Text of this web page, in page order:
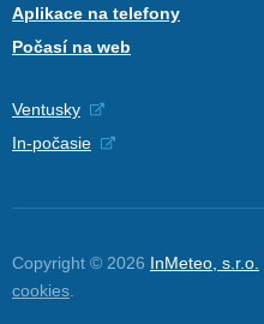
Aplikace na telefony
Počasí na web
Ventusky
In-počasie
Copyright © 2026 InMeteo, s.r.o.
cookies